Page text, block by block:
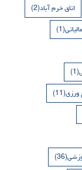
اتاق خرم آباد(2)
(1)
(1)
(11)
(36)